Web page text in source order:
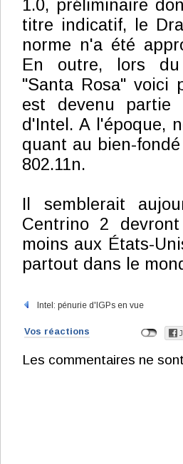
1.0, préliminaire
titre indicatif, le
norme n'a été
En outre, lors du
"Santa Rosa" voici
est devenu partie
d'Intel. A l'époque,
quant au bien-
802.11n.
Il semblerait
Centrino 2
moins aux États-
partout dans le
Intel: pénurie d'IGPs en vue
Vos réactions
Les commentaires ne